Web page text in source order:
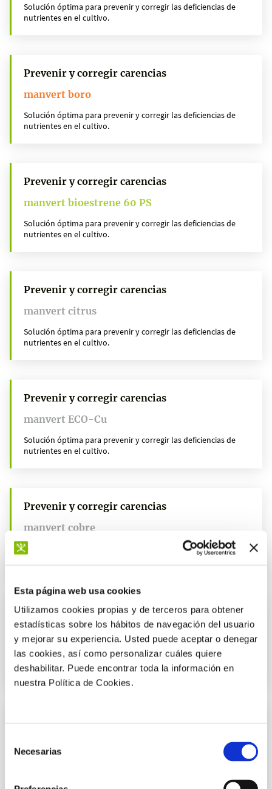
Esta página web usa cookies
Utilizamos cookies propias y de terceros para obtener
estadísticas sobre los hábitos de navegación del usuario
y mejorar su experiencia. Usted puede aceptar o denegar
las cookies, así como personalizar cuáles quiere
deshabilitar. Puede encontrar toda la información en
nuestra Política de Cookies.
Necesarias
Solución óptima para prevenir y corregir las deficiencias de
nutrientes en el cultivo.
Prevenir y corregir carencias
manvert boro
Solución óptima para prevenir y corregir las deficiencias de
nutrientes en el cultivo.
Prevenir y corregir carencias
manvert bioestrene 60 PS
Solución óptima para prevenir y corregir las deficiencias de
nutrientes en el cultivo.
Prevenir y corregir carencias
manvert citrus
Solución óptima para prevenir y corregir las deficiencias de
nutrientes en el cultivo.
Prevenir y corregir carencias
manvert ECO-Cu
Solución óptima para prevenir y corregir las deficiencias de
nutrientes en el cultivo.
Prevenir y corregir carencias
manvert cobre
Solución óptima para prevenir y corregir las deficiencias de
Prevenir y corregir carencias
manvert bioestrene enorto
Solución óptima para prevenir y corregir las deficiencias de
nutrientes en el cultivo.
Solución óptima para prevenir y corregir las deficiencias de